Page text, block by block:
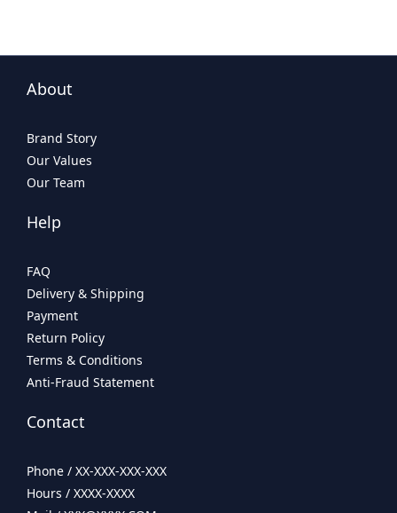
About
Brand Story
Our Values
Our Team
Help
FAQ
Delivery & Shipping
Payment
Return Policy
Terms & Conditions
Anti-Fraud Statement
Contact
Phone / XX-XXX-XXX-XXX
Hours / XXXX-XXXX